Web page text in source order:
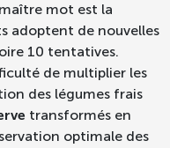
mot est la
adoptent de nouvelles
10 tentatives.
de multiplier les
des légumes frais
transformés en
optimale des